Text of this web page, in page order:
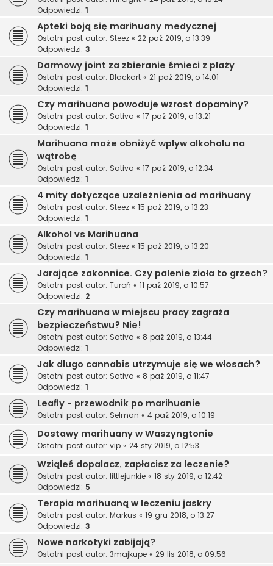
Odpowiedzi: 1
Apteki boją się marihuany medycznej
Ostatni post autor: Steez « 22 paź 2019, o 13:39
Odpowiedzi: 3
Darmowy joint za zbieranie śmieci z plaży
Ostatni post autor: Blackart « 21 paź 2019, o 14:01
Odpowiedzi: 1
Czy marihuana powoduje wzrost dopaminy?
Ostatni post autor: Sativa « 17 paź 2019, o 13:21
Odpowiedzi: 1
Marihuana może obniżyć wpływ alkoholu na
wątrobę
Ostatni post autor: Sativa « 17 paź 2019, o 12:34
Odpowiedzi: 1
4 mity dotyczące uzależnienia od marihuany
Ostatni post autor: Steez « 15 paź 2019, o 13:23
Odpowiedzi: 1
Alkohol vs Marihuana
Ostatni post autor: Steez « 15 paź 2019, o 13:20
Odpowiedzi: 1
Jarające zakonnice. Czy palenie zioła to grzech?
Ostatni post autor: Turoń « 11 paź 2019, o 10:57
Odpowiedzi: 2
Czy marihuana w miejscu pracy zagraża
bezpieczeństwu? Nie!
Ostatni post autor: Sativa « 8 paź 2019, o 13:44
Odpowiedzi: 1
Jak długo cannabis utrzymuje się we włosach?
Ostatni post autor: Sativa « 8 paź 2019, o 11:47
Odpowiedzi: 1
Leafly - przewodnik po marihuanie
Ostatni post autor: Selman « 4 paź 2019, o 10:19
Dostawy marihuany w Waszyngtonie
Ostatni post autor: vip « 24 sty 2019, o 12:53
Wziąłeś dopalacz, zapłacisz za leczenie?
Ostatni post autor: littlejunkie « 18 sty 2019, o 12:42
Odpowiedzi: 5
Terapia marihuaną w leczeniu jaskry
Ostatni post autor: Markus « 19 gru 2018, o 13:27
Odpowiedzi: 3
Nowe narkotyki zabijają?
Ostatni post autor: 3majkupe « 29 lis 2018, o 09:56